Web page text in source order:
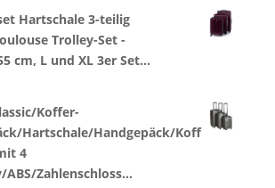
Hartschale 3-teilig
Trolley-Set -
cm, L und XL 3er Set…
Koffer-
Hartschale/Handgepäck/Koff
4
ABS/Zahlenschloss…